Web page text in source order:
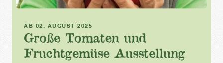
AB 02. AUGUST 2025
Große Tomaten und
Fruchtgemüse Ausstellung